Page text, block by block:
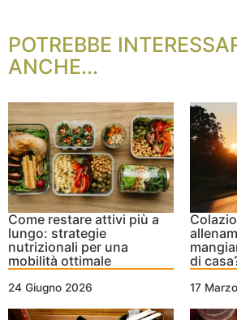
POTREBBE
ANCHE...
Come restare attivi più a
lungo: strategie
nutrizionali per una
mobilità ottimale
24 Giugno 2026
di
17